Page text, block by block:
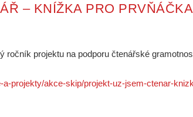
– KNÍŽKA PRO
ročník projektu na podporu čtenářské
a-projekty/akce-skip/projekt-uz-jsem-ctenar-